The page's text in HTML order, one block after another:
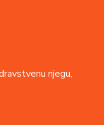
njegu,